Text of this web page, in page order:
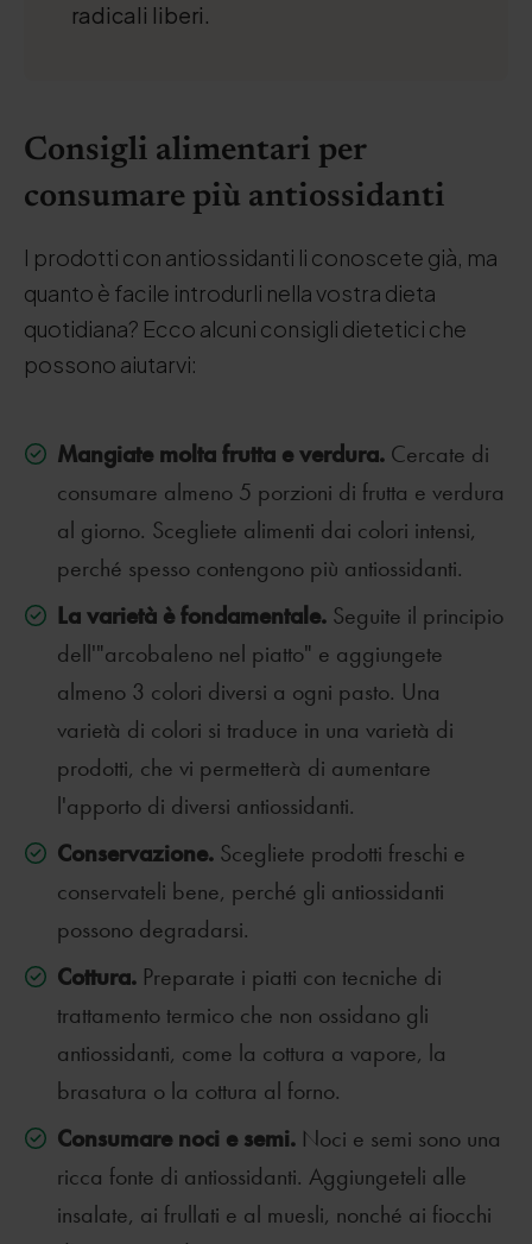
radicali liberi.
Consigli alimentari per
consumare più antiossidanti
I prodotti con antiossidanti li conoscete già, ma
quanto è facile introdurli nella vostra dieta
quotidiana? Ecco alcuni consigli dietetici che
possono aiutarvi:
Mangiate molta frutta e verdura. Cercate di
consumare almeno 5 porzioni di frutta e verdura
al giorno. Scegliete alimenti dai colori intensi,
perché spesso contengono più antiossidanti.
La varietà è fondamentale. Seguite il principio
dell'"arcobaleno nel piatto" e aggiungete
almeno 3 colori diversi a ogni pasto. Una
varietà di colori si traduce in una varietà di
prodotti, che vi permetterà di aumentare
l'apporto di diversi antiossidanti.
Conservazione. Scegliete prodotti freschi e
conservateli bene, perché gli antiossidanti
possono degradarsi.
Cottura. Preparate i piatti con tecniche di
trattamento termico che non ossidano gli
antiossidanti, come la cottura a vapore, la
brasatura o la cottura al forno.
Consumare noci e semi. Noci e semi sono una
ricca fonte di antiossidanti. Aggiungeteli alle
insalate, ai frullati e al muesli, nonché ai fiocchi